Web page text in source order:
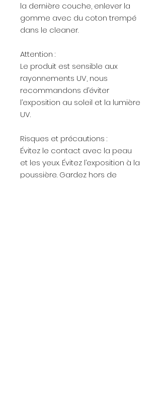
la dernière couche, enlever la
gomme avec du coton trempé
dans le cleaner.
Attention :
Le produit est sensible aux
rayonnements UV, nous
recommandons d’éviter
l’exposition au soleil et la lumière
UV.
Risques et précautions :
Évitez le contact avec la peau
et les yeux. Évitez l’exposition à la
poussière. Gardez hors de